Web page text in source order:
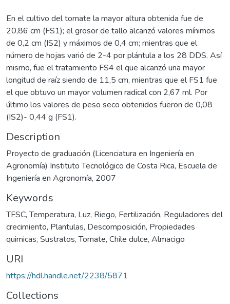
En el cultivo del tomate la mayor altura obtenida fue de
20,86 cm (FS1); el grosor de tallo alcanzó valores mínimos
de 0,2 cm (IS2) y máximos de 0,4 cm; mientras que el
número de hojas varió de 2-4 por plántula a los 28 DDS. Así
mismo, fue el tratamiento FS4 el que alcanzó una mayor
longitud de raíz siendo de 11,5 cm, mientras que el FS1 fue
el que obtuvo un mayor volumen radical con 2,67 ml. Por
último los valores de peso seco obtenidos fueron de 0,08
(IS2)- 0,44 g (FS1).
Description
Proyecto de graduación (Licenciatura en Ingeniería en
Agronomía) Instituto Tecnológico de Costa Rica, Escuela de
Ingeniería en Agronomía, 2007
Keywords
TFSC,Temperatura, Luz, Riego, Fertilización, Reguladores del
crecimiento, Plantulas, Descomposición, Propiedades
quimicas, Sustratos,Tomate, Chile dulce, Almacigo
URI
https://hdl.handle.net/2238/5871
Collections